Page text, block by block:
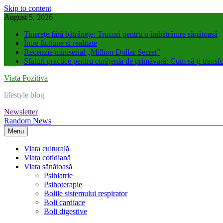
Skip to content
August 5, 2026
Tinerețe fără bătrânețe: Trucuri pentru o îmbătrânire sănătoasă
Între fictiune si realitate
Recenzie miniserial „Million Dollar Secret”
Sfaturi practice pentru curățenia de primăvară: Cum să-ți
Viata Pozitiva
lifestyle blog
Newsletter
Random News
Menu
Viata culturală
Viața cotidiană
Viata sănătoasă
Psihiatrie
Psihoterapie
Bolile sistemului respirator
Boli cardiace
Boli digestive